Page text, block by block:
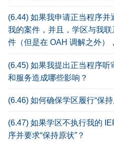
(6.44) 如果我申请正当程序
我的案件，并且，学区与我
件（但是在 OAH 调解之外）
(6.45) 如果我提出正当程序
和服务造成哪些影响？
(6.46) 如何确保学区履行“保持
(6.47) 如果学区不执行我的
序并要求“保持原状”？